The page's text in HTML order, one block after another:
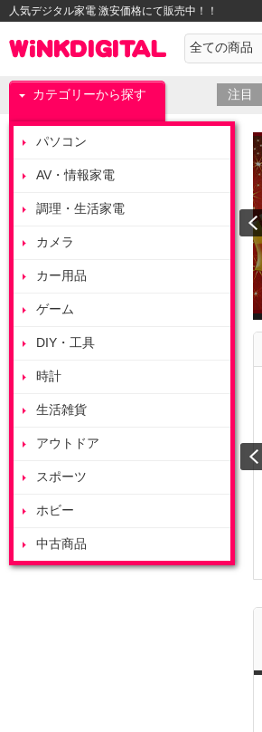
人気デジタル家電 激安価格にて販売中！！
カテゴリーから探す
パソコン
AV・情報家電
調理・生活家電
カメラ
カー用品
ゲーム
DIY・工具
時計
生活雑貨
アウトドア
スポーツ
ホビー
中古商品
注目
ートメーカー
て調理すること...